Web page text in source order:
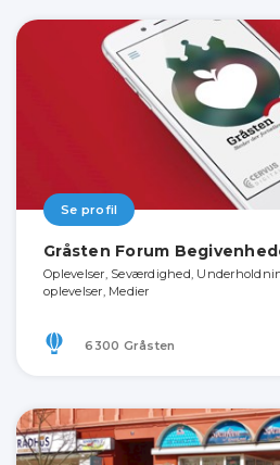
Se profil
Gråsten Forum
Oplevelser, Seværdighed,
oplevelser, Medier
6300 Gråsten